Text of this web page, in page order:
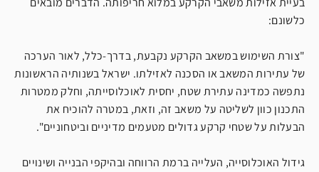
כלשונם:
"צורת השימוש במשאב הקרקע נקבעת, בדרך-כלל, לאור הערכה
של עתירות המשאב או הסכנה לאזילתו. ישראל בשנותיה הראשונות
נתפשה כמדינה עתירת שטח, יחסית לאוכלוסייתה, וחלק ממטרות
התכנון כוון לשליטה על משאב זה, וזאת, במטרה להוכיח את
הבעלות על שטחי קרקע גדולים מטעמים מדיניים וביטחוניים".
גידול האוכלוסייה, העלייה ברמת הרווחה ובהיקפי הבנייה ושינויים